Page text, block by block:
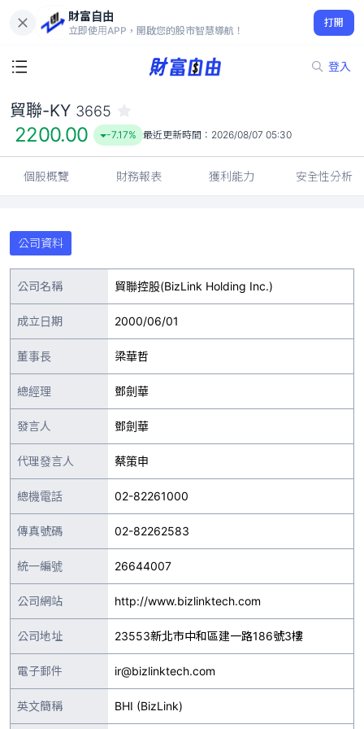
財富自由
立即使用APP，開啟您的股市智慧導航！
打開
登入
2200.00
-7.17%
貿聯-KY 3665
2200.00 -7.17% 最近更新時間： 2026/08/07 05:30
個股概覽 財務報表 獲利能力 安全性分析
公司資料
公司名稱 貿聯控股(BizLink Holding Inc.)
成立日期 2000/06/01
董事長 梁華哲
總經理 鄧劍華
發言人 鄧劍華
代理發言人 蔡策申
總機電話 02-82261000
傳真號碼 02-82262583
統一編號 26644007
公司網站 http://www.bizlinktech.com
公司地址 23553新北市中和區建一路186號3樓
電子郵件 ir@bizlinktech.com
英文簡稱 BHI (BizLink)